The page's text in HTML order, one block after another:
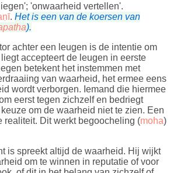
nog steeds in de categorie juist
is een 'werelds juist begrip'
) en leidt tot in het bestaan komen
van iets ( uppajjati
), tot
zelfzucht volledig wordt verzaakt
), wanneer begeerte volledig
dit totarahatschap, tot de
vanNibbāna. Dit is het doel en de
van de2e factorvan het Edel
Dit heet 'bovenwerelds juist
M117 waarin de Boeddha dit
'onwaarheid vertellen'.
. Het is een van de koersen van
).
achter een leugen is de intentie om
accepteert de leugen in eerste
betekent het instemmen met
van waarheid, het ermee eens
wordt verborgen. Iemand die hiermee
eerst tegen zichzelf en bedriegt
om de waarheid niet te zien. Een
realiteit. Dit werkt begoocheling (moha)
is spreekt altijd de waarheid. Hij wijkt
om te winnen in reputatie of voor